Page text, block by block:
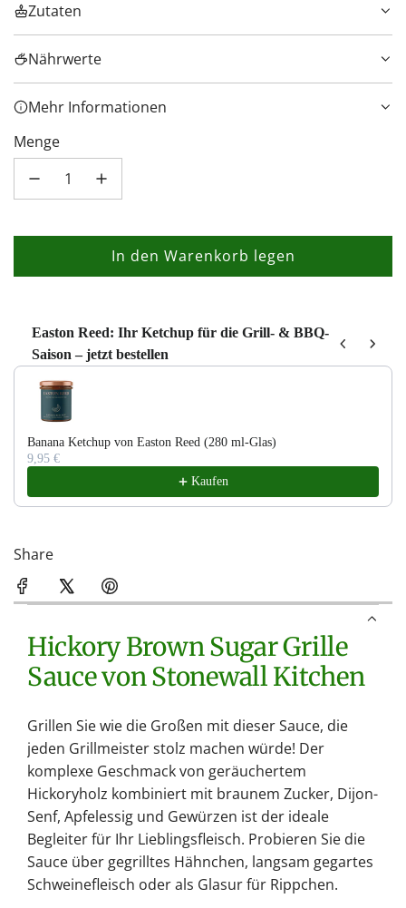
Zutaten
Nährwerte
Mehr Informationen
Menge
In den Warenkorb legen
L
e
Easton Reed: Ihr Ketchup für die Grill- & BBQ-
Saison – jetzt bestellen
Use the Previous and Next buttons to navigate through product
Banana Ketchup von Easton Reed (280 ml-Glas)
9,95 €
Kaufen
Share
Hickory Brown Sugar Grille
Sauce von Stonewall Kitchen
Grillen Sie wie die Großen mit dieser Sauce, die
jeden Grillmeister stolz machen würde! Der
komplexe Geschmack von geräuchertem
Hickoryholz kombiniert mit braunem Zucker, Dijon-
Senf, Apfelessig und Gewürzen ist der ideale
Begleiter für Ihr Lieblingsfleisch. Probieren Sie die
Sauce über gegrilltes Hähnchen, langsam gegartes
Schweinefleisch oder als Glasur für Rippchen.